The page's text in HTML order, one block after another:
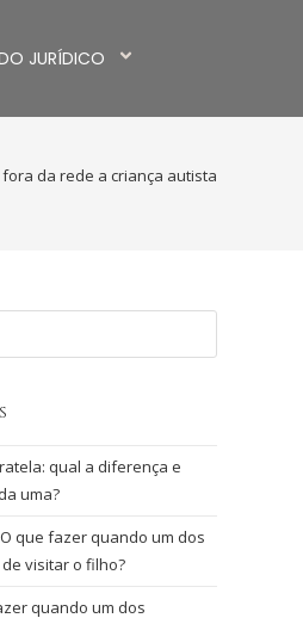
JURÍDICO
da rede a criança autista
qual a diferença e
uma?
O que fazer quando um dos
visitar o filho?
quando um dos